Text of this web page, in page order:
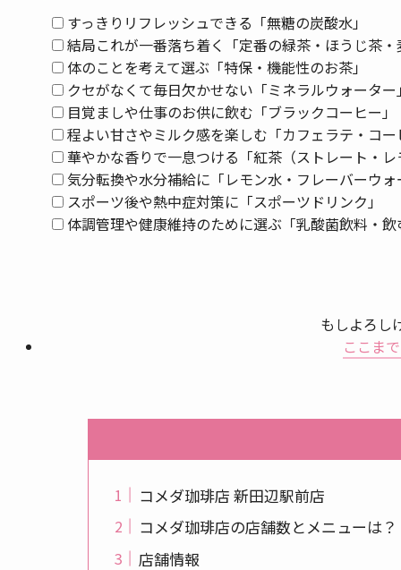
すっきりリフレッシュできる「無糖の炭酸水」
結局これが一番落ち着く「定番の緑茶・ほうじ茶・
体のことを考えて選ぶ「特保・機能性のお茶」
クセがなくて毎日欠かせない「ミネラルウォーター
目覚ましや仕事のお供に飲む「ブラックコーヒー」
程よい甘さやミルク感を楽しむ「カフェラテ・コ
華やかな香りで一息つける「紅茶（ストレート・
気分転換や水分補給に「レモン水・フレーバーウ
スポーツ後や熱中症対策に「スポーツドリンク」
体調管理や健康維持のために選ぶ「乳酸菌飲料・
もしよろし
ここま
コメダ珈琲店 新田辺駅前店
コメダ珈琲店の店舗数とメニューは？
店舗情報